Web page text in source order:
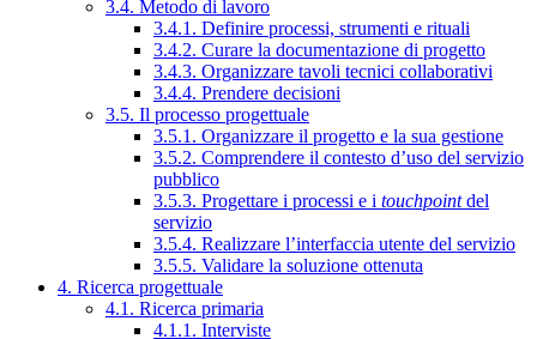
3.4. Metodo di lavoro
3.4.1. Definire processi, strumenti e rituali
3.4.2. Curare la documentazione di progetto
3.4.3. Organizzare tavoli tecnici collaborativi
3.4.4. Prendere decisioni
3.5. Il processo progettuale
3.5.1. Organizzare il progetto e la sua gestione
3.5.2. Comprendere il contesto d’uso del servizio
pubblico
3.5.3. Progettare i processi e i touchpointdel
servizio
3.5.4. Realizzare l’interfaccia utente del servizio
3.5.5. Validare la soluzione ottenuta
4. Ricerca progettuale
4.1. Ricerca primaria
4.1.1. Interviste